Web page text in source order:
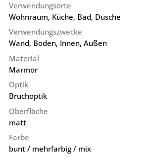
Verwendungsorte
Wohnraum, Küche, Bad, Dusche
Verwendungszwecke
Wand, Boden, Innen, Außen
Material
Marmor
Optik
Bruchoptik
Oberfläche
matt
Farbe
bunt / mehrfarbig / mix